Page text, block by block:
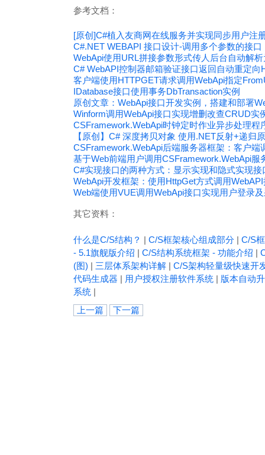
参考文档：
[原创]C#植入友商网在线服务并实现同步用户注
C#.NET WEBAPI 接口设计-调用多个参数的接口
WebApi使用URL拼接参数形式传人后台自动解
C# WebAPI控制器邮箱验证接口返回自动重定向
客户端使用HTTPGET请求调用WebApi指定
IDatabase接口使用事务DbTransaction实例
原创文章：WebApi接口开发实例，搭建和部署
Winform调用WebApi接口实现增删改查CRUD实
CSFramework.WebApi时钟定时作业异步处理程
【原创】C# 深度拷贝对象 使用.NET反射+递归
CSFramework.WebApi后端服务器框架：客户端
基于Web前端用户调用CSFramework.WebApi服
C#实现接口的两种方式：显示实现和隐式实现接
WebApi开发框架：使用HttpGet方式调用
Web端使用VUE调用WebApi接口实现用户登录
其它资料：
什么是C/S结构？ | C/S框架核心组成部分 | C/S
- 5.1旗舰版介绍 | C/S结构系统框架 - 功能介绍 |
(图) | 三层体系架构详解 | C/S架构轻量级快速开
代码生成器 | 用户授权注册软件系统 | 版本自动
系统 |
上一篇
下一篇